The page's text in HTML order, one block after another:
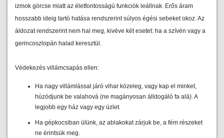
izmok görcse miatt az életfontosságú funkciók leállnak. Erős áram
hosszabb ideig tartó hatása rendszerint súlyos égési sebeket okoz. Az
áldozat rendszerint nem hal meg, kivéve két esetet: ha a szívén vagy a
gerincoszlopán halad keresztül.
Védekezés villámcsapás ellen:
Ha nagy villámlással járó vihar közeleg, vagy kap el minket,
húzódjunk be valahová (ne magányosan álldogáló fa alá). A
legjobb egy ház vagy egy üzlet.
Ha gépkocsiban ülünk, az ablakokat zárjuk be, a fém részeket
ne érintsük meg.